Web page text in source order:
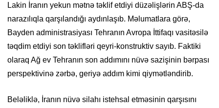
Lakin İranın yekun mətnə təklif etdiyi düzəlişlərin ABŞ-da
narazılıqla qarşılandığı aydınlaşıb. Məlumatlara görə,
Bayden administrasiyası Tehranın Avropa İttifaqı vasitəsilə
təqdim etdiyi son təklifləri qeyri-konstruktiv sayıb. Faktiki
olaraq Ağ ev Tehranın son addımını nüvə sazişinin bərpası
perspektivinə zərbə, geriyə addım kimi qiymətləndirib.
Beləliklə, İranın nüvə silahı istehsal etməsinin qarşısını